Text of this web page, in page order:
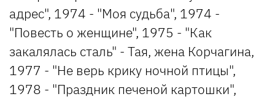
адрес", 1974 - "Моя судьба", 1974 -
"Повесть о женщине", 1975 - "Как
закалялась сталь" - Тая, жена Корчагина,
1977 - "Не верь крику ночной птицы",
1978 - "Праздник печеной картошки",